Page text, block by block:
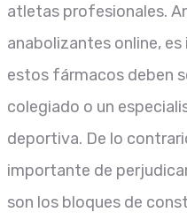
atletas profesionales.
anabolizantes online,
estos fármacos deben
colegiado o un
deportiva. De lo
importante de
son los bloques de